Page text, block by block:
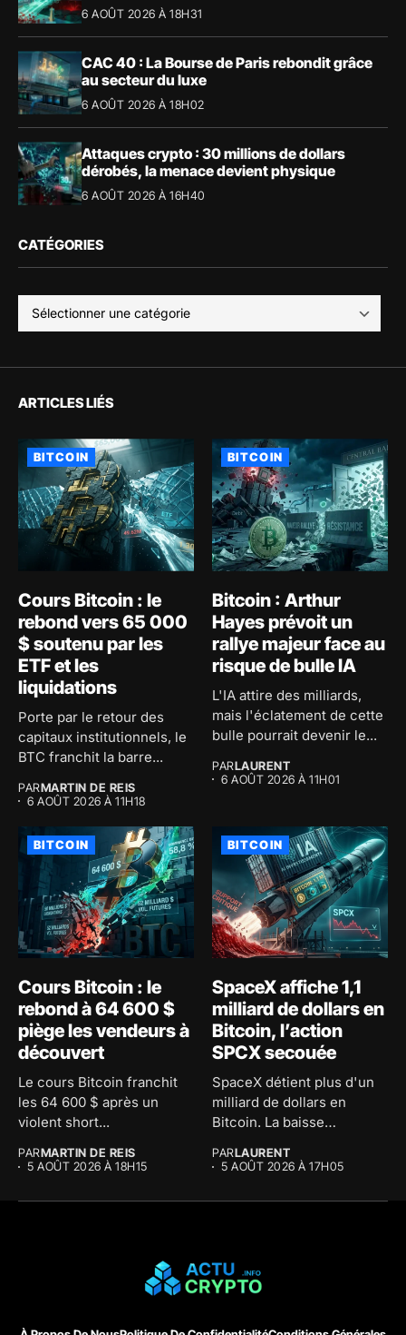
6 AOÛT 2026 À 18H31
CAC 40 : La Bourse de Paris rebondit grâce
au secteur du luxe
6 AOÛT 2026 À 18H02
Attaques crypto : 30 millions de dollars
dérobés, la menace devient physique
6 AOÛT 2026 À 16H40
CATÉGORIES
ARTICLES LIÉS
BITCOIN
Cours Bitcoin : le
rebond vers 65 000
$ soutenu par les
ETF et les
liquidations
Porte par le retour des
capitaux institutionnels, le
BTC franchit la barre...
PARMARTIN DE REIS
6 AOÛT 2026 À 11H18
BITCOIN
Bitcoin : Arthur
Hayes prévoit un
rallye majeur face au
risque de bulle IA
L'IA attire des milliards,
mais l'éclatement de cette
bulle pourrait devenir le...
PARLAURENT
6 AOÛT 2026 À 11H01
BITCOIN
Cours Bitcoin : le
rebond à 64 600 $
piège les vendeurs à
découvert
Le cours Bitcoin franchit
les 64 600 $ après un
violent short...
PARMARTIN DE REIS
5 AOÛT 2026 À 18H15
BITCOIN
SpaceX affiche 1,1
milliard de dollars en
Bitcoin, l’action
SPCX secouée
SpaceX détient plus d'un
milliard de dollars en
Bitcoin. La baisse
PARLAURENT
5 AOÛT 2026 À 17H05